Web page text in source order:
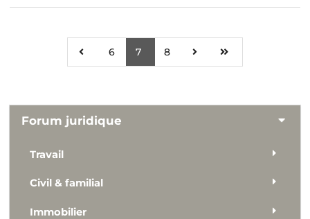
6 7 8
Forum juridique
Travail
Civil & familial
Immobilier